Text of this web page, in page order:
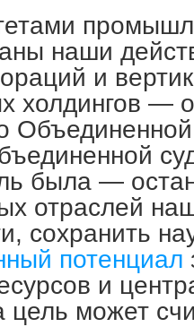
наши
и
холдингов —
была —
отраслей
сохранить
потенциал
и
может